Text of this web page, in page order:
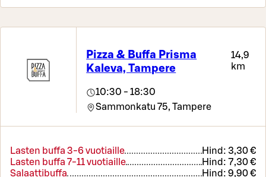
Pizza & Buffa Prisma
Kaleva, Tampere
14,9
km
10:30 - 18:30
Sammonkatu 75, Tampere
Lasten buffa 3-6 vuotiaille Hind: 3,30 €
Lasten buffa 7-11 vuotiaille
Hind: 7,30 €
Salaattibuffa
Hind: 9,90 €